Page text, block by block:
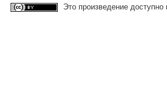
Это произведение